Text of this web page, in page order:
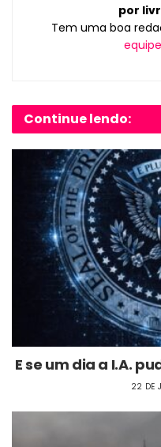
por
Tem uma boa
Continue lendo:
E se um dia a I.A.
22 DE